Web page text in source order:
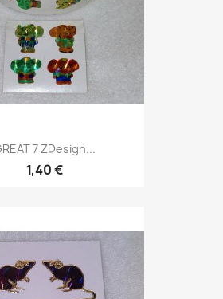
7 ZDesign...
1,40 €